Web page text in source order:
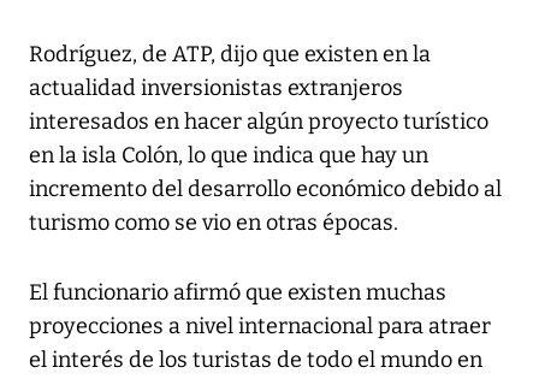
Rodríguez, de ATP, dijo que existen en la
actualidad inversionistas extranjeros
interesados en hacer algún proyecto turístico
en la isla Colón, lo que indica que hay un
incremento del desarrollo económico debido al
turismo como se vio en otras épocas.
El funcionario afirmó que existen muchas
proyecciones a nivel internacional para atraer
el interés de los turistas de todo el mundo en